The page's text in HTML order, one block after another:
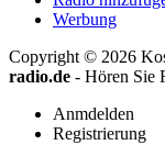
Werbung
Copyright © 2026
radio.de - Hören Sie
Anmdelden
Registrierung